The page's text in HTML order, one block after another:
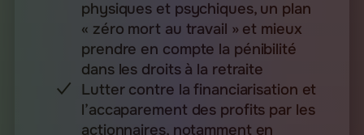
physiques et psychiques, un plan
« zéro mort au travail » et mieux
prendre en compte la pénibilité
dans les droits à la retraite
Lutter contre la financiarisation et
l’accaparement des profits par les
actionnaires, notamment en